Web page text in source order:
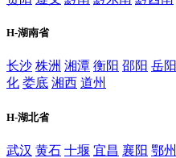
H-湖南省
长沙 株洲 湘潭 衡阳 邵阳 岳阳
化 娄底 湘西 道州
H-湖北省
武汉 黄石 十堰 宜昌 襄阳 鄂州